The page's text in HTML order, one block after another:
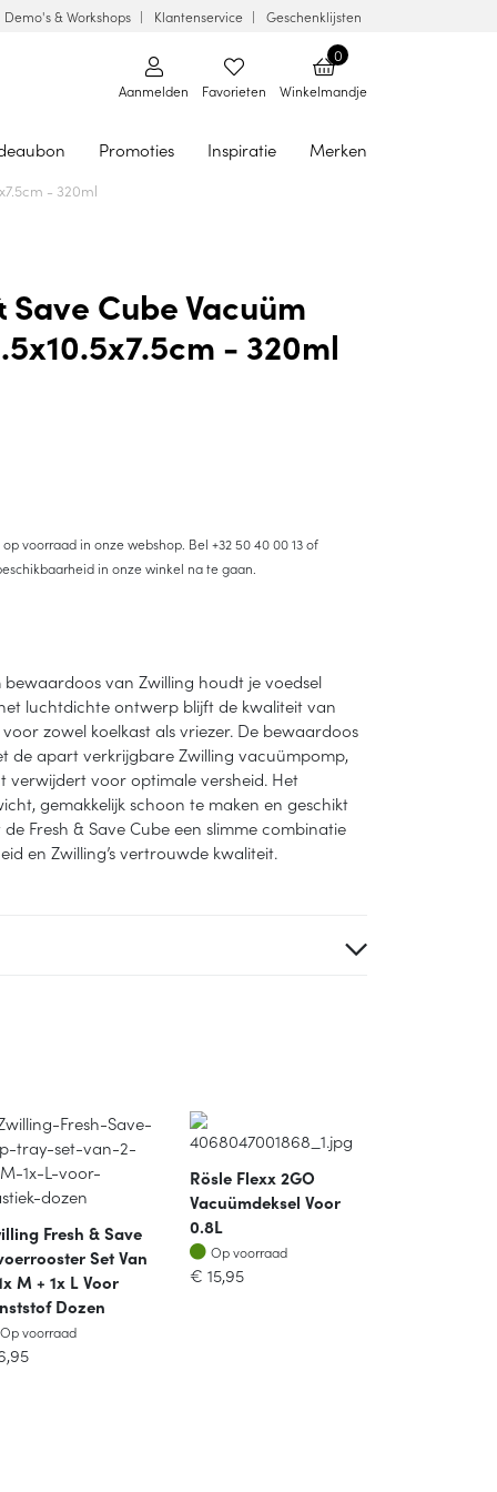
Demo's & Workshops Klantenservice Geschenklijsten
Aanmelden Favorieten
0
Winkelmandje
Promoties Inspiratie Merken
- 320ml
Cube Vacuüm
- 320ml
voorraad in onze webshop. Bel +32 50 40 00 13of
in onze winkel na te gaan.
bewaardoos van Zwilling houdt je voedsel
luchtdichte ontwerp blijft de kwaliteit van
zowel koelkast als vriezer. De bewaardoos
de apart verkrijgbare Zwilling vacuümpomp,
verwijdert voor optimale versheid. Het
gemakkelijk schoon te maken en geschikt
Fresh & Save Cube een slimme combinatie
en Zwilling’s vertrouwde kwaliteit.
Fresh & Save
Set Van
M + 1x L Voor
Dozen
voorraad
Op voorraad
Rösle Flexx 2GO
Vacuümdeksel Voor
0.8L
Op voorraad
Op voorraad
€ 15,95